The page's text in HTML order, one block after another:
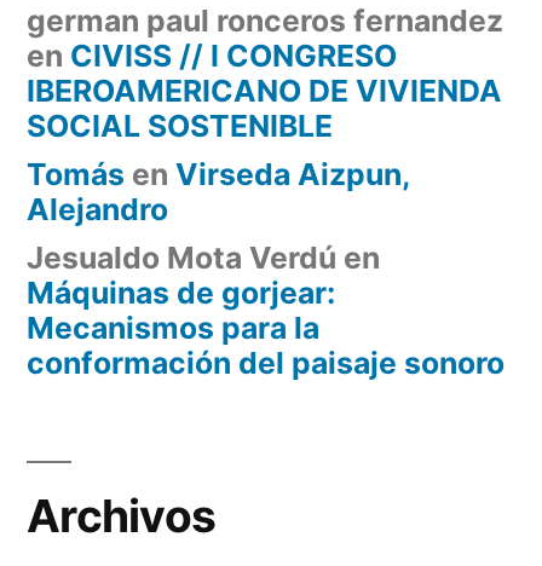
german paul ronceros fernandez
en CIVISS // I CONGRESO
IBEROAMERICANO DE VIVIENDA
SOCIAL SOSTENIBLE
Tomás en Virseda Aizpun,
Alejandro
Jesualdo Mota Verdú en
Máquinas de gorjear:
Mecanismos para la
conformación del paisaje sonoro
Archivos